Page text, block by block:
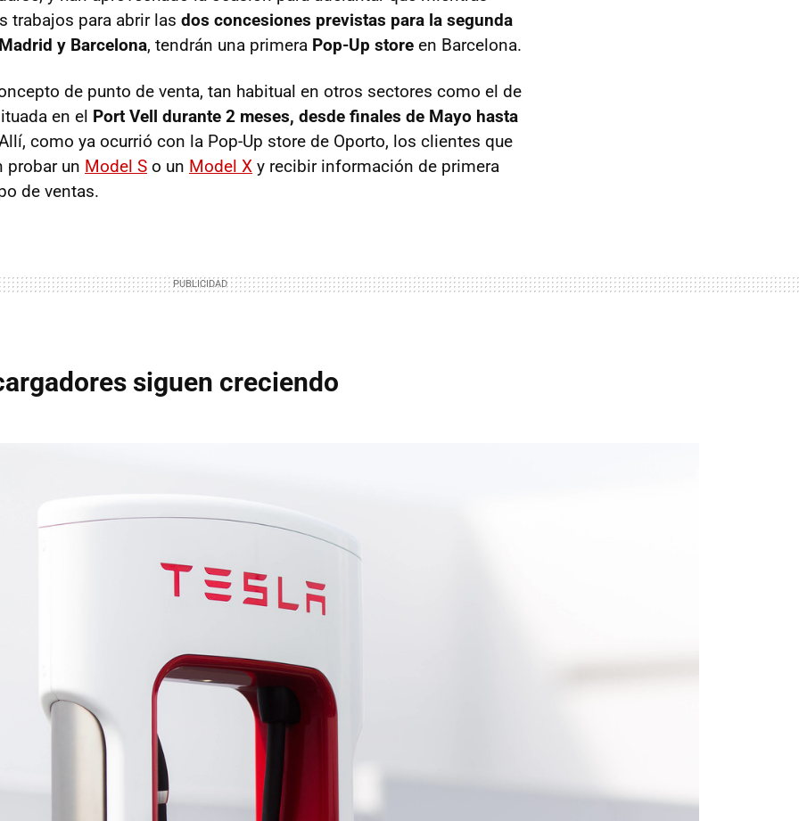
trabajos para abrir las dos concesiones previstas para la segunda
y Barcelona, tendrán una primera Pop-Up store en Barcelona.
de punto de venta, tan habitual en otros sectores como el de
en el Port Vell durante 2 meses, desde finales de Mayo hasta
como ya ocurrió con la Pop-Up store de Oporto, los clientes que
probar un Model S o un Model X y recibir información de primera
de ventas.
siguen creciendo